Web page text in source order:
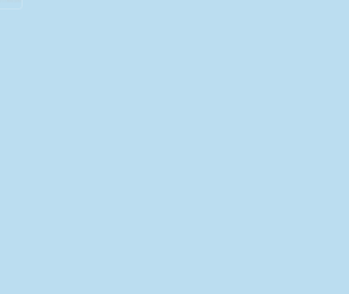
o
universo dos piercings.
orelha varia de pessoa para
profissional experiente
de orelha e
posição que melhor